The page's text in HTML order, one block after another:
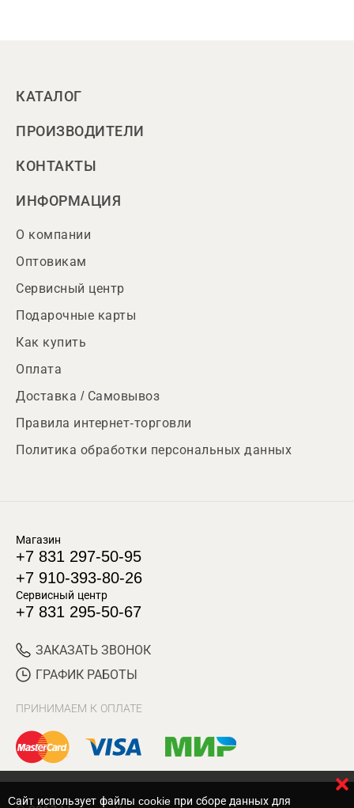
КАТАЛОГ
ПРОИЗВОДИТЕЛИ
КОНТАКТЫ
ИНФОРМАЦИЯ
О компании
Оптовикам
Сервисный центр
Подарочные карты
Как купить
Оплата
Доставка / Самовывоз
Правила интернет-торговли
Политика обработки персональных данных
Магазин
+7 831 297-50-95
+7 910-393-80-26
Сервисный центр
+7 831 295-50-67
ЗАКАЗАТЬ ЗВОНОК
ГРАФИК РАБОТЫ
ПРИНИМАЕМ К ОПЛАТЕ
Cайт использует файлы cookie при сборе данных для